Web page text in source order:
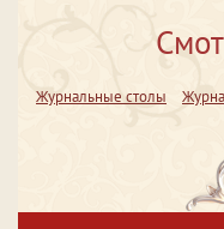
Журнальные столы